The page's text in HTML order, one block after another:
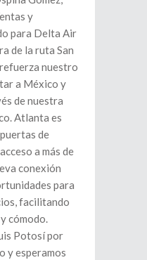
y
para Delta Air
de la ruta San
nuestro
a México y
de nuestra
Atlanta es
de
a más de
conexión
para
facilitando
cómodo.
Potosí por
y esperamos